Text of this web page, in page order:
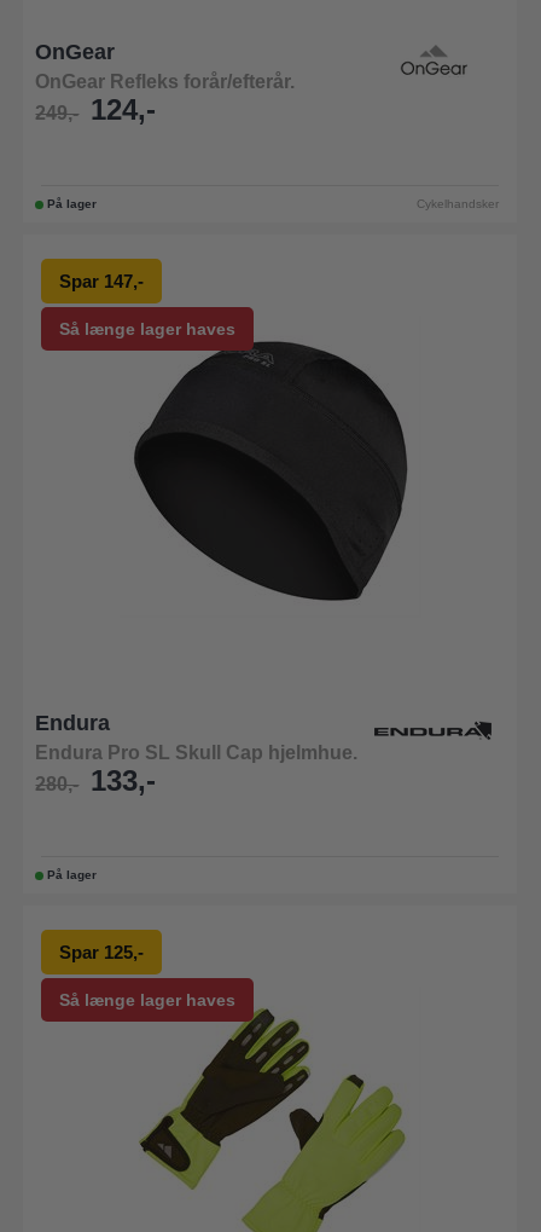
OnGear
OnGear Refleks forår/efterår.
249,-
124,-
På lager Cykelhandsker
Så længe lager haves
Spar 147,-
Endura
Endura Pro SL Skull Cap hjelmhue.
280,-
133,-
På lager
Så længe lager haves
Spar 125,-